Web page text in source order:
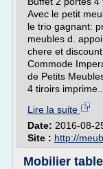
Avec le petit
le trio gagnant:
meubles d.
chere et
Commode
de Petits
4 tiroirs imprime...
Lire la suite
Date: 2016-08-
Site : http://
Mobilier